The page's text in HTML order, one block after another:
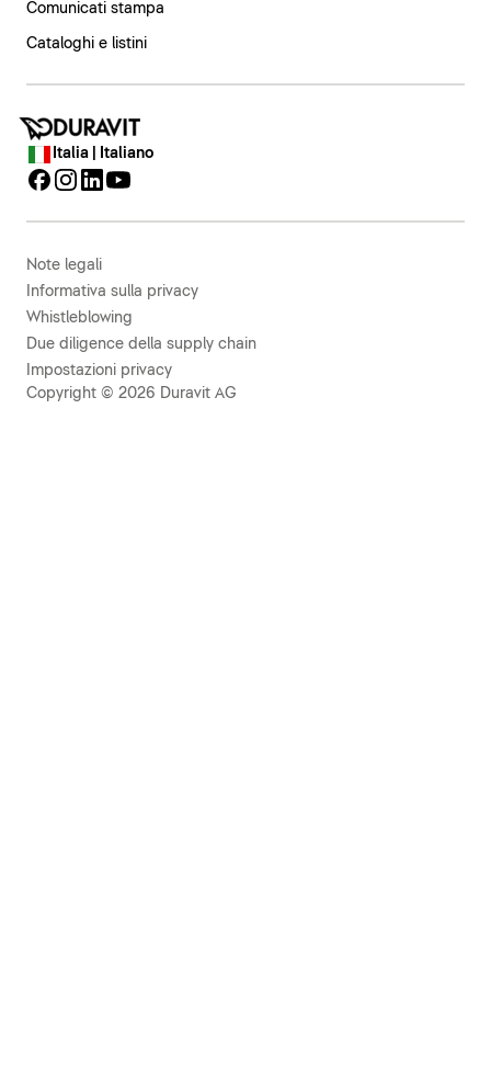
Comunicati stampa
Cataloghi e listini
Italia | Italiano
Note legali
Informativa sulla privacy
Whistleblowing
Due diligence della supply chain
Impostazioni privacy
Copyright © 2026 Duravit AG